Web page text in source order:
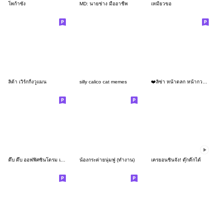
โพก้าซัง MD: นายช่าง มืออาชีพ เหมียวขอ
ลิต้า เวิร์กกิ้งวูแมน silly calico cat memes
ดึ๊บ ดึ๊บ ออฟฟิศซินโดรม เก้า น้องกระต่ายนุ่มฟู (ทำงาน) เครยอนชินจัง! ดุ๊กดิ๊กได้